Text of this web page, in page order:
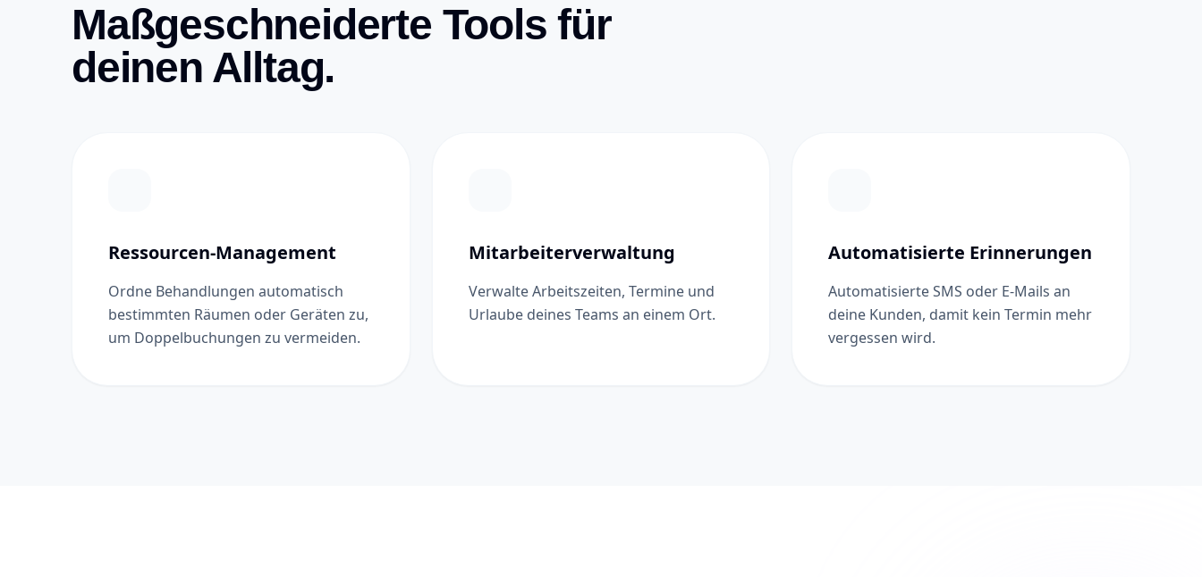
Maßgeschneiderte Tools für
deinen Alltag.
Ressourcen-Management
Ordne Behandlungen automatisch
bestimmten Räumen oder Geräten zu,
um Doppelbuchungen zu vermeiden.
Mitarbeiterverwaltung
Verwalte Arbeitszeiten, Termine und
Urlaube deines Teams an einem Ort.
Automatisierte Erinnerungen
Automatisierte SMS oder E-Mails an
deine Kunden, damit kein Termin mehr
vergessen wird.